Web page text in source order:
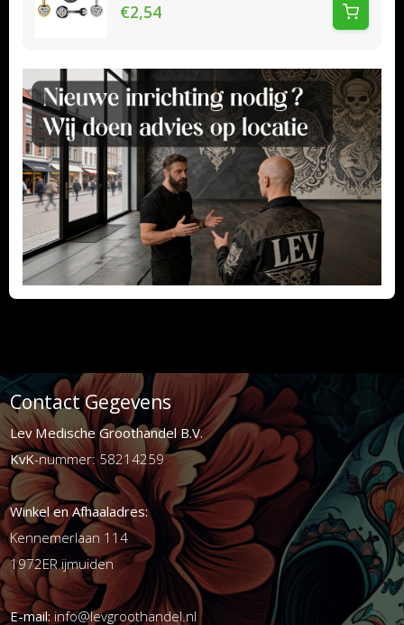
€2,54
Contact Gegevens
Lev Medische Groothandel B.V.
KvK-nummer: 58214259
Winkel en Afhaaladres:
Kennemerlaan 114
1972ER ijmuiden
E-mail:info@levgroothandel.nl